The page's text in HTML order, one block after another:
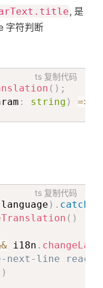
, 是
字符判断
ts 复制代码
( ) ;
: string ) =>
ts 复制代码
language ) . catch
( )
i18n .
line react-
)